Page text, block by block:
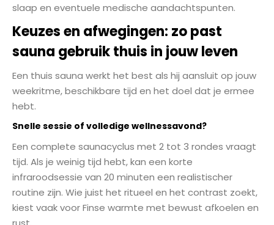
slaap en eventuele medische aandachtspunten.
Keuzes en afwegingen: zo past
sauna gebruik thuis in jouw leven
Een thuis sauna werkt het best als hij aansluit op jouw
weekritme, beschikbare tijd en het doel dat je ermee
hebt.
Snelle sessie of volledige wellnessavond?
Een complete saunacyclus met 2 tot 3 rondes vraagt
tijd. Als je weinig tijd hebt, kan een korte
infraroodsessie van 20 minuten een realistischer
routine zijn. Wie juist het ritueel en het contrast zoekt,
kiest vaak voor Finse warmte met bewust afkoelen en